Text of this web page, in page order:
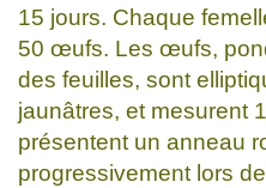
15 jours. Chaque
50 œufs. Les œufs,
des feuilles, sont
jaunâtres, et mesurent
présentent un anneau
progressivement lors